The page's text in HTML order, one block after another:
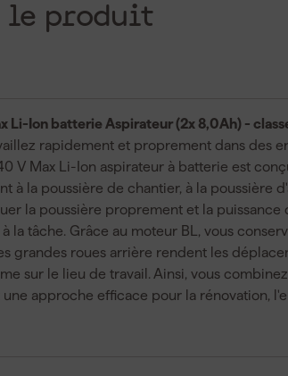
le produit
Li-Ion batterie Aspirateur (2x 8,0Ah) -
rapidement et proprement dans des
V Max Li-Ion aspirateur à batterie est
à la poussière de chantier, à la poussière
la poussière proprement et la puissance
la tâche. Grâce au moteur BL, vous
grandes roues arrière rendent les
sur le lieu de travail. Ainsi, vous
approche efficace pour la rénovation,